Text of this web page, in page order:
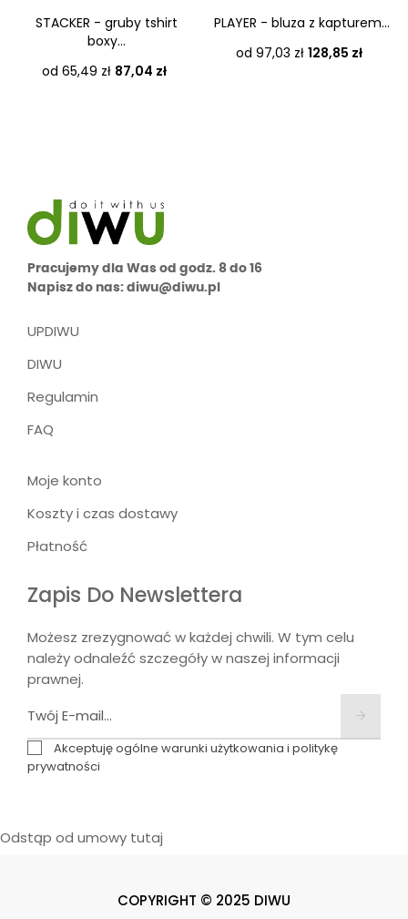
STACKER - gruby tshirt
boxy...
od 65,49 zł Cena
87,04 zł
PLAYER - bluza z kapturem...
od 97,03 zł Cena
128,85 zł
Pracujemy dla Was od godz. 8 do 16
Napisz do nas: diwu@diwu.pl
UPDIWU
DIWU
Regulamin
FAQ
Moje konto
Koszty i czas dostawy
Płatność
Zapis Do Newslettera
Możesz zrezygnować w każdej chwili. W tym celu
należy odnaleźć szczegóły w naszej informacji
prawnej.
Akceptuję ogólne warunki użytkowania i politykę
prywatności
Odstąp od umowy tutaj
COPYRIGHT © 2025 DIWU